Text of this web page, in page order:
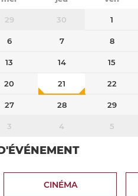
29 30 1
6 7 8
13 14 15
20 21 22
27 28 29
3 4 5
CINÉMA